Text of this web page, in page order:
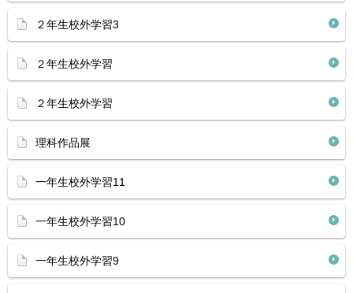
２年生校外学習3
２年生校外学習
２年生校外学習
理科作品展
一年生校外学習11
一年生校外学習10
一年生校外学習9